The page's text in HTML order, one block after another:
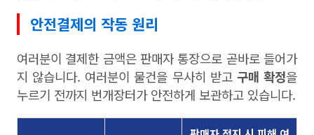
안전결제의 작동 원리
여러분이 결제한 금액은 판매자 통장으로 곧바로 들어가
지 않습니다. 여러분이 물건을 무사히 받고 구매 확정을
누르기 전까지 번개장터가 안전하게 보관하고 있습니다.